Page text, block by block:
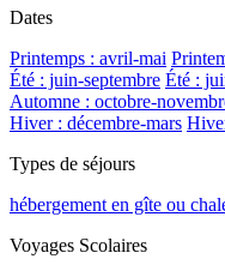
Dates
Printemps : avril-mai
Été : juin-septembre Été :
Automne : octobre-
Hiver : décembre-mars
Types de séjours
hébergement en gîte ou
Voyages Scolaires